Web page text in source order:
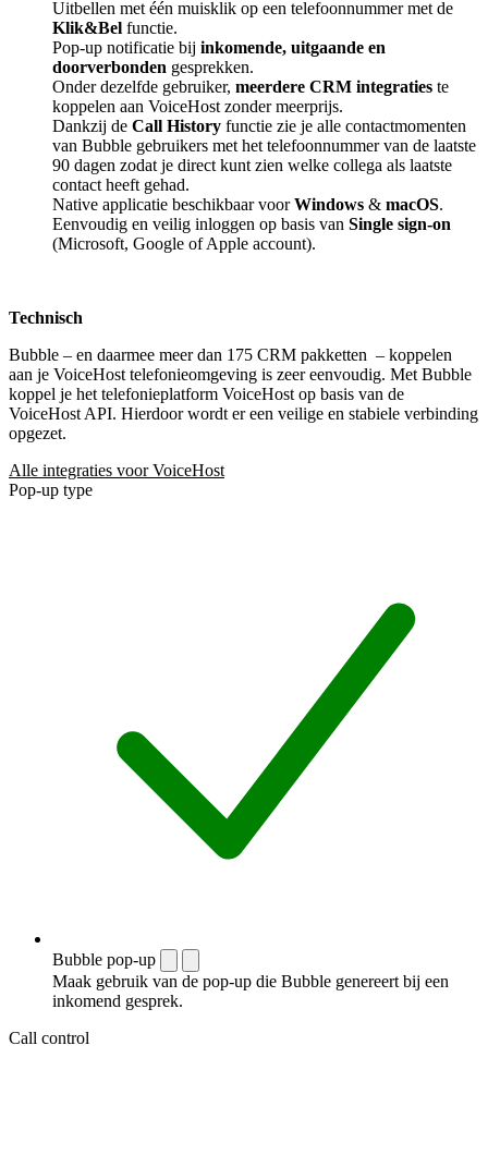
Uitbellen met één muisklik op een telefoonnummer met de
Klik&Bel functie.
Pop-up notificatie bij inkomende, uitgaande en
doorverbonden gesprekken.
Onder dezelfde gebruiker, meerdere CRM integraties te
koppelen aan VoiceHost zonder meerprijs.
Dankzij de Call History functie zie je alle contactmomenten
van Bubble gebruikers met het telefoonnummer van de laatste
90 dagen zodat je direct kunt zien welke collega als laatste
contact heeft gehad.
Native applicatie beschikbaar voorWindows & macOS.
Eenvoudig en veilig inloggen op basis van Single sign-on
(Microsoft, Google of Apple account).
Technisch
Bubble – en daarmee meer dan 175 CRM pakketten – koppelen
aan je VoiceHost telefonieomgeving is zeer eenvoudig. Met Bubble
koppel je het telefonieplatform VoiceHost op basis van de
VoiceHost API. Hierdoor wordt er een veilige en stabiele verbinding
opgezet.
Alle integraties voor VoiceHost
Pop-up type
Bubble pop-up
Maak gebruik van de pop-up die Bubble genereert bij een
inkomend gesprek.
Call control